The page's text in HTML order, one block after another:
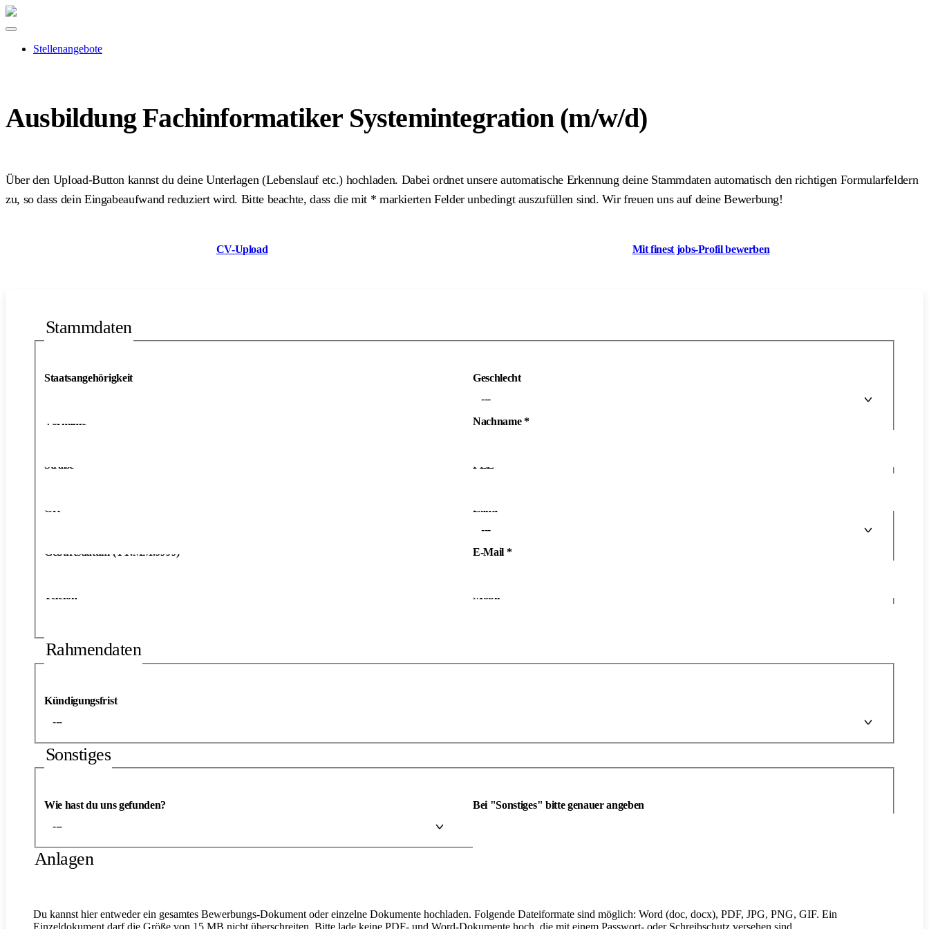
Stellenangebote
Ausbildung Fachinformatiker Systemintegration (m/w/d)
Über den Upload-Button kannst du deine Unterlagen (Lebenslauf etc.) hochladen. Dabei ordnet unsere automatische Erkennung deine Stammdaten automatisch den richtigen Formularfeldern
zu, so dass dein Eingabeaufwand reduziert wird. Bitte beachte, dass die mit * markierten Felder unbedingt auszufüllen sind. Wir freuen uns auf deine Bewerbung!
CV-Upload Mit finest jobs-Profil bewerben
Stammdaten
Staatsangehörigkeit
Geschlecht
---
Vorname
Nachname*
Straße PLZ
Ort Land
---
Geburtsdatum (TT.MM.JJJJ)
E-Mail *
Telefon Mobil
Rahmendaten
Kündigungsfrist
---
Sonstiges
Wie hast du uns gefunden?
---
Bei "Sonstiges" bitte genauer angeben
Anlagen
Du kannst hier entweder ein gesamtes Bewerbungs-Dokument oder einzelne Dokumente hochladen. Folgende Dateiformate sind möglich: Word (doc, docx), PDF, JPG, PNG, GIF. Ein